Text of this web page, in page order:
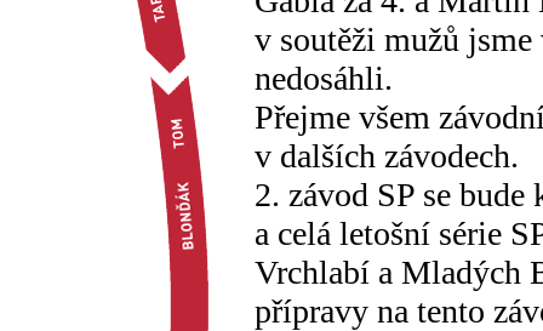
v soutěži mužů
nedosáhli.
Přejme všem
v dalších závodech.
2. závod SP se
a celá letošní série
Vrchlabí a Mladých
přípravy na tento